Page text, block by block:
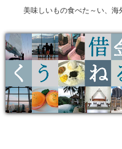
美味しいもの食べた～い、海